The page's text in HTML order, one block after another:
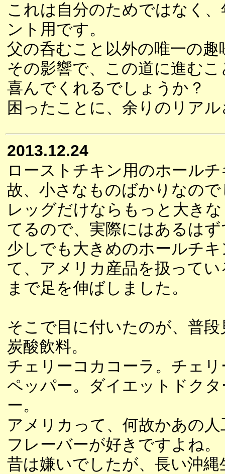
これは自分のためではなく
ント用です。
父の呑むこと以外の唯一の趣
その影響で、この道に進む
喜んでくれるでしょうか？
困ったことに、余りのリア
2013.12.24
ローストチキン用のホール
故、小さなものばかりなの
レッグだけならもっと大き
てるので、実際にはあるは
少しでも大きめのホールチ
て、アメリカ産品を扱って
まで足を伸ばしました。
そこで目に付いたのが、普
炭酸飲料。
チェリーコカコーラ。チェ
ペッパー。ダイエットドク
ー。
アメリカって、何故かあの
フレーバーが好きですよね。
昔は嫌いでしたが、長い沖縄